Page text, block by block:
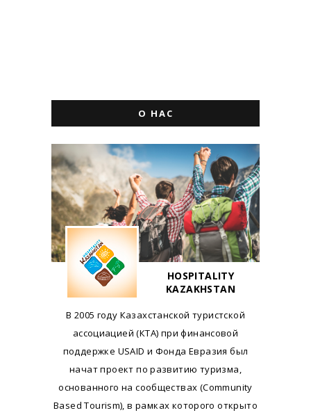
О НАС
HOSPITALITY
KAZAKHSTAN
В 2005 году Казахстанской туристской
ассоциацией (КТА) при финансовой
поддержке USAID и Фонда Евразия был
начат проект по развитию туризма,
основанного на сообществах (Community
Based Tourism), в рамках которого открыто